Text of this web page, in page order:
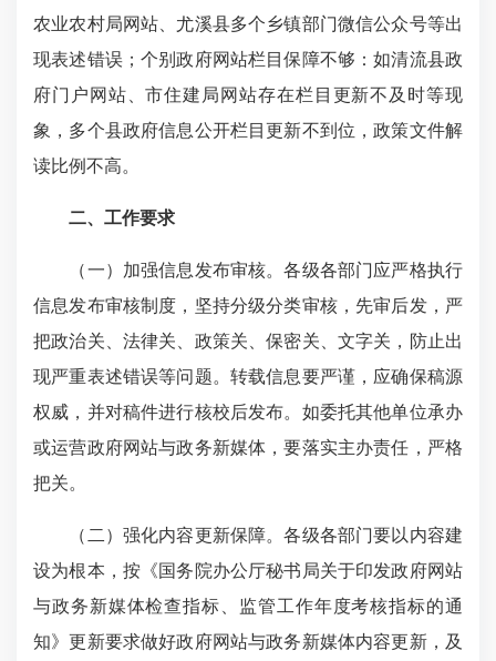
农业农村局网站、尤溪县多个乡镇部门微信公众号等出
现表述错误；个别政府网站栏目保障不够：如清流县政
府门户网站、市住建局网站存在栏目更新不及时等现
象，多个县政府信息公开栏目更新不到位，政策文件解
读比例不高。
二、工作要求
（一）加强信息发布审核。各级各部门应严格执行
信息发布审核制度，坚持分级分类审核，先审后发，严
把政治关、法律关、政策关、保密关、文字关，防止出
现严重表述错误等问题。转载信息要严谨，应确保稿源
权威，并对稿件进行核校后发布。如委托其他单位承办
或运营政府网站与政务新媒体，要落实主办责任，严格
把关。
（二）强化内容更新保障。各级各部门要以内容建
设为根本，按《国务院办公厅秘书局关于印发政府网站
与政务新媒体检查指标、监管工作年度考核指标的通
知》更新要求做好政府网站与政务新媒体内容更新，及